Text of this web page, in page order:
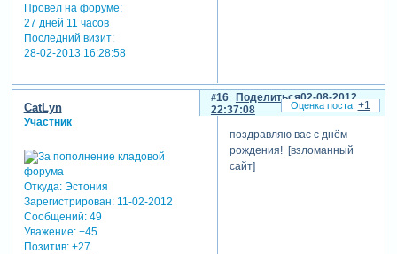
Провел на форуме:
27 дней 11 часов
Последний визит:
28-02-2013 16:28:58
Поделиться
16
02-08-2012
22:37:08
CatLyn
Участник
Откуда:Эстония
Зарегистрирован: 11-02-2012
Сообщений:49
Уважение: +45
Позитив: +27
поздравляю вас с днём
рождения! [взломанный
сайт]
+1